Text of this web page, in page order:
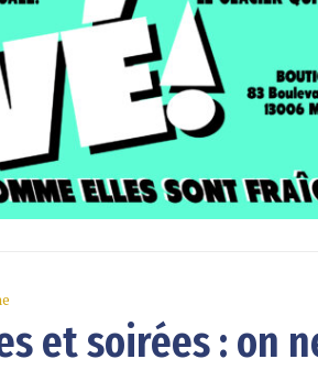
et soirées : on